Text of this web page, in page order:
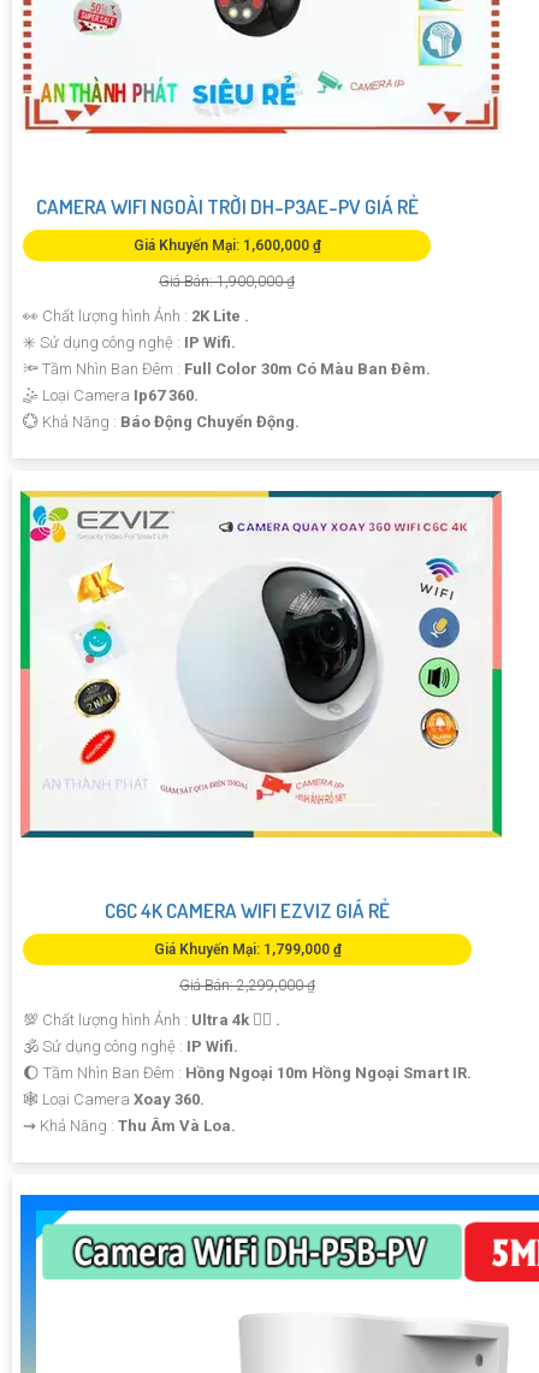
CAMERA WIFI NGOÀI TRỜI DH-P3AE-PV GIÁ RẺ
Giá Khuyến Mại: 1,600,000 ₫
Giá Bán: 1,900,000 ₫
👀 Chất lượng hình Ảnh : 2K Lite .
✳️ Sử dụng công nghệ : IP Wifi.
🔦 Tầm Nhìn Ban Đêm : Full Color 30m Có Màu Ban Ðêm.
🤹 Loại Camera Ip67 360.
️💮 Khả Năng : Báo Động Chuyển Động.
C6C 4K CAMERA WIFI EZVIZ GIÁ RẺ
Giá Khuyến Mại: 1,799,000 ₫
Giá Bán: 2,299,000 ₫
💯 Chất lượng hình Ảnh : Ultra 4k 👍🏾 .
🕉️ Sử dụng công nghệ : IP Wifi.
🌔 Tầm Nhìn Ban Đêm : Hồng Ngoại 10m Hồng Ngoại Smart IR.
🕸️ Loại Camera Xoay 360.
️⇝ Khả Năng : Thu Âm Và Loa.